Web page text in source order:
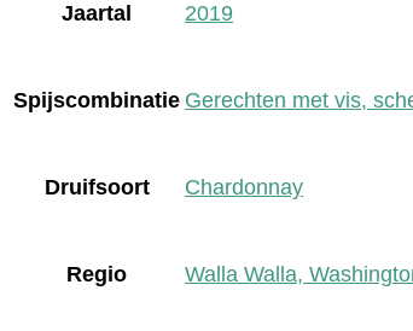
Jaartal 2019
Spijscombinatie Gerechten met vis,
Druifsoort Chardonnay
Regio Walla Walla,